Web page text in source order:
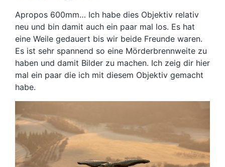
Apropos 600mm… Ich habe dies Objektiv relativ
neu und bin damit auch ein paar mal los. Es hat
eine Weile gedauert bis wir beide Freunde waren.
Es ist sehr spannend so eine Mörderbrennweite zu
haben und damit Bilder zu machen. Ich zeig dir hier
mal ein paar die ich mit diesem Objektiv gemacht
habe.